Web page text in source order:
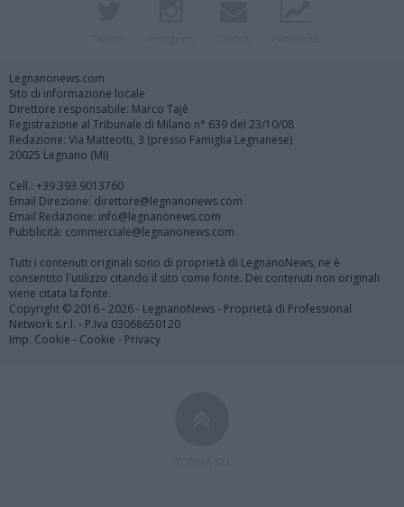
Legnanonews.com
Sito di informazione locale
Direttore responsabile: Marco Tajè
Registrazione al Tribunale di Milano n° 639 del 23/10/08
Redazione: Via Matteotti, 3 (presso Famiglia Legnanese)
20025 Legnano (MI)
Cell.: +39.393.9013760
Email Direzione: direttore@legnanonews.com
Email Redazione: info@legnanonews.com
Pubblicità: commerciale@legnanonews.com
Tutti i contenuti originali sono di proprietà di LegnanoNews, ne è
consentito l'utilizzo citando il sito come fonte. Dei contenuti non originali
viene citata la fonte.
Copyright © 2016 - 2026 - LegnanoNews - Proprietà di Professional
Network s.r.l. - P.Iva 03068650120
Imp. Cookie - Cookie - Privacy